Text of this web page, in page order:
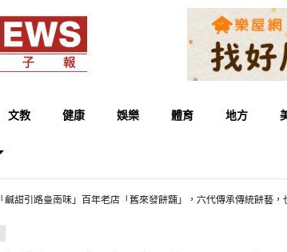
文教 健康 娛樂 體育 地方
「鹹甜引路臺南味」百年老店「舊來發餅舖」，六代傳承傳統餅藝